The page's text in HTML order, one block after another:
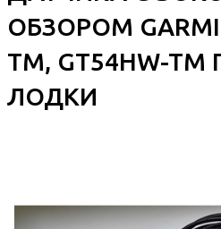
ОБЗОРОМ
TM, GT54HW-
ЛОДКИ